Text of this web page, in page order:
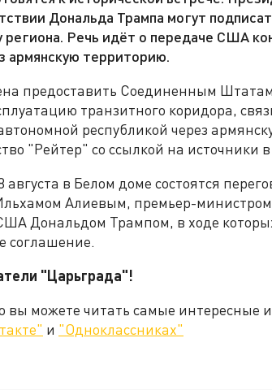
Дональда Трампа могут
региона. Речь идёт о передаче США
армянскую территорию.
предоставить Соединенным
транзитного коридора,
республикой через
"Рейтер" со ссылкой на источники
августа в Белом доме состоятся
Алиевым, премьер-
Дональдом Трампом, в ходе
соглашение.
"Царьграда"!
вы можете читать самые интересные
и "Одноклассниках"